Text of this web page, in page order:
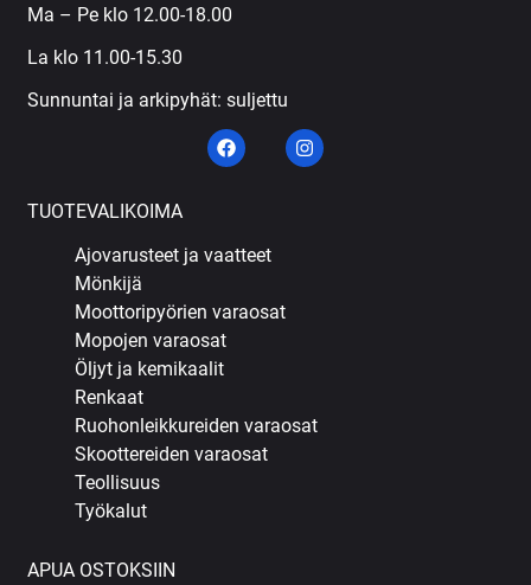
Ma – Pe klo 12.00-18.00
La klo 11.00-15.30
Sunnuntai ja arkipyhät: suljettu
TUOTEVALIKOIMA
Ajovarusteet ja vaatteet
Mönkijä
Moottoripyörien varaosat
Mopojen varaosat
Öljyt ja kemikaalit
Renkaat
Ruohonleikkureiden varaosat
Skoottereiden varaosat
Teollisuus
Työkalut
APUA OSTOKSIIN